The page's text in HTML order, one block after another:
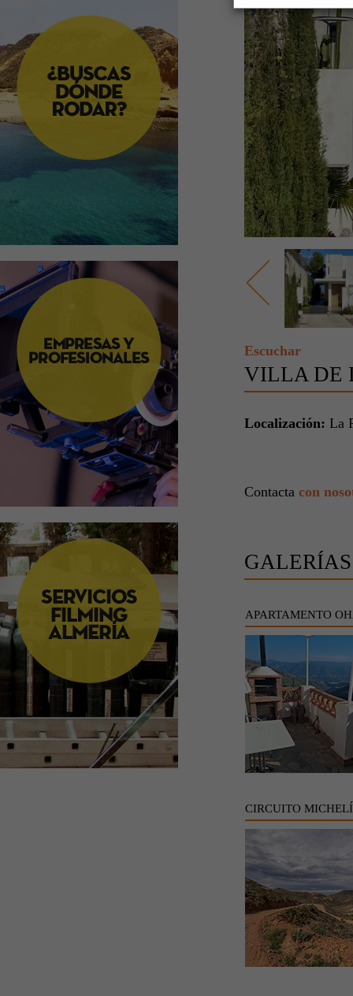
Escuchar
VILLA DE
Localización: La
Contacta con
APARTAMENTO
CIRCUITO